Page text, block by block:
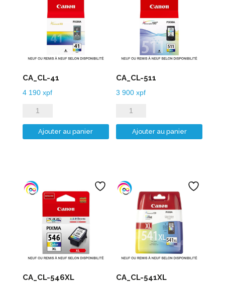
CA_CL-41
4 190 xpf
quantité
de
CA_CL-
Ajouter au panier
CA_CL-511
3 900xpf
quantité
de
CA_CL-
Ajouter au panier
CA_CL-546XL CA_CL-541XL